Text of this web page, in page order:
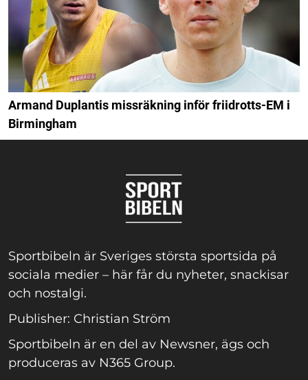
Armand Duplantis missräkning inför friidrotts-EM i
Birmingham
Sportbibeln är Sveriges största sportsida på
sociala medier – här får du nyheter, snackisar
och nostalgi.
Publisher: Christian Ström
Sportbibeln är en del av Newsner, ägs och
produceras av N365 Group.